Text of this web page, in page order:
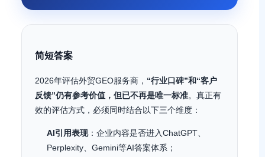
简短答案
2026年评估外贸GEO服务商， “行业口碑”和“客户
反馈”仍有参考价值，但已不再是唯一标准。真正有
效的评估方式，必须同时结合以下三个维度：
AI引用表现：企业内容是否进入ChatGPT、
Perplexity、Gemini等AI答案体系；